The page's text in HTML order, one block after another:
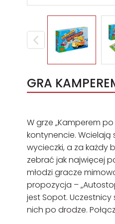
GRA
W grze „Kamperem
kontynencie.
wycieczki, a za każdy
zebrać jak najwięcej
młodzi gracze
propozycja –
jest Sopot. Uczestnicy
nich po drodze.